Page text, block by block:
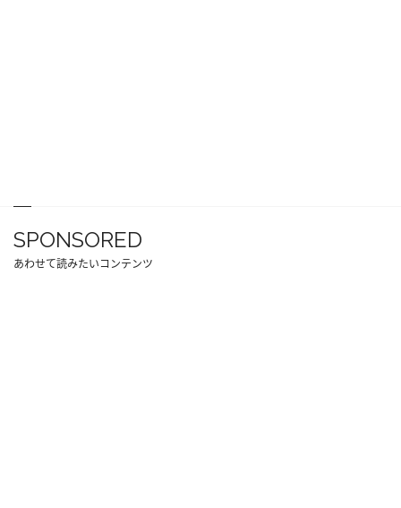
SPONSORED
あわせて読みたいコンテンツ